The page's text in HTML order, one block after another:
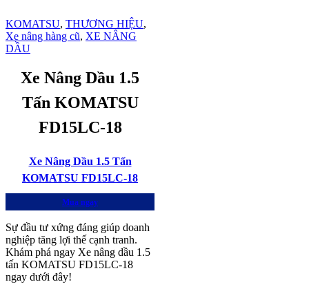
KOMATSU, THƯƠNG HIỆU,
Xe nâng hàng cũ, XE NÂNG
DẦU
Xe Nâng Dầu 1.5
Tấn KOMATSU
FD15LC-18
Xe Nâng Dầu 1.5 Tấn
KOMATSU FD15LC-18
Mua ngay
Sự đầu tư xứng đáng giúp doanh
nghiệp tăng lợi thế cạnh tranh.
Khám phá ngay Xe nâng dầu 1.5
tấn KOMATSU FD15LC-18
ngay dưới đây!